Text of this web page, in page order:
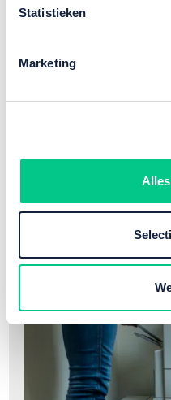
Statistieken
Marketing
Printer huren? Dit
jouw organisatie